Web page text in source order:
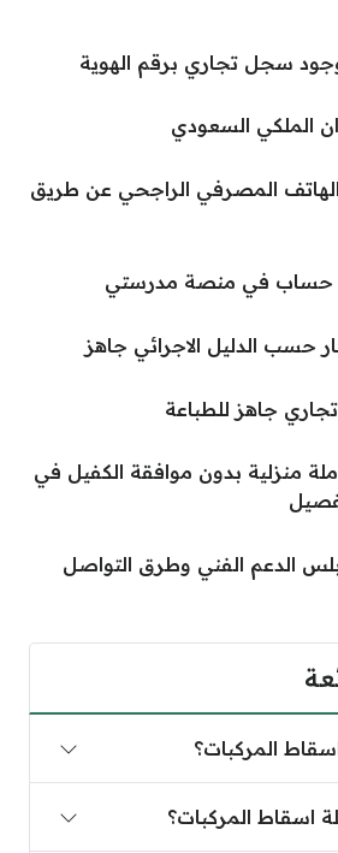
سجل تجاري برقم الهوية
الملكي السعودي
المصرفي الراجحي عن طريق
حساب في منصة مدرستي
الدليل الاجرائي جاهز
جاهز للطباعة
منزلية بدون موافقة الكفيل في
الدعم الفني وطرق التواصل
المركبات؟
اسقاط المركبات؟